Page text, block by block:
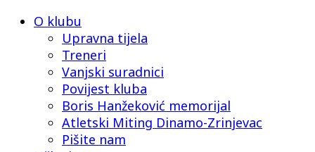
O klubu
Upravna tijela
Treneri
Vanjski suradnici
Povijest kluba
Boris Hanžeković memorijal
Atletski Miting Dinamo-Zrinjevac
Pišite nam